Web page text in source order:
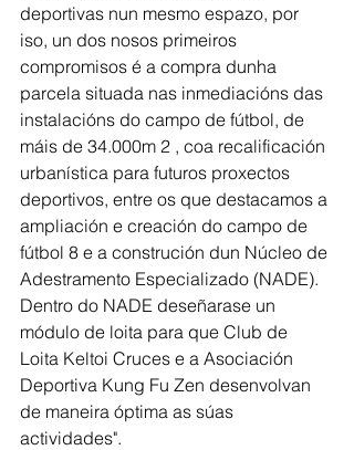
deportivas nun mesmo espazo, por
iso, un dos nosos primeiros
compromisos é a compra dunha
parcela situada nas inmediacións das
instalacións do campo de fútbol, de
máis de 34.000m 2 , coa recalificación
urbanística para futuros proxectos
deportivos, entre os que destacamos a
ampliación e creación do campo de
fútbol 8 e a construción dun Núcleo de
Adestramento Especializado (NADE).
Dentro do NADE deseñarase un
módulo de loita para que Club de
Loita Keltoi Cruces e a Asociación
Deportiva Kung Fu Zen desenvolvan
de maneira óptima as súas
actividades".